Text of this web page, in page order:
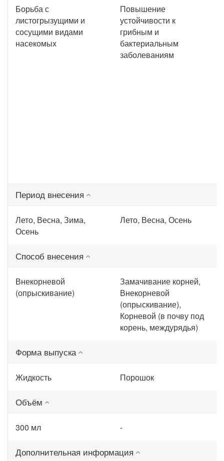
Борьба с
листогрызущими и
сосущими видами
насекомых
Повышение
устойчивости к
грибным и
бактериальным
заболеваниям
Период внесения
Лето, Весна, Зима,
Осень
Лето, Весна, Осень
Способ внесения
Внекорневой
(опрыскивание)
Замачивание корней,
Внекорневой
(опрыскивание),
Корневой (в почву под
корень, междурядья)
Форма выпуска
Жидкость Порошок
Объём
300 мл -
Дополнительная информация